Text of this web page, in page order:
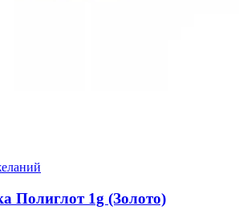
Полиглот 1g (Золото)